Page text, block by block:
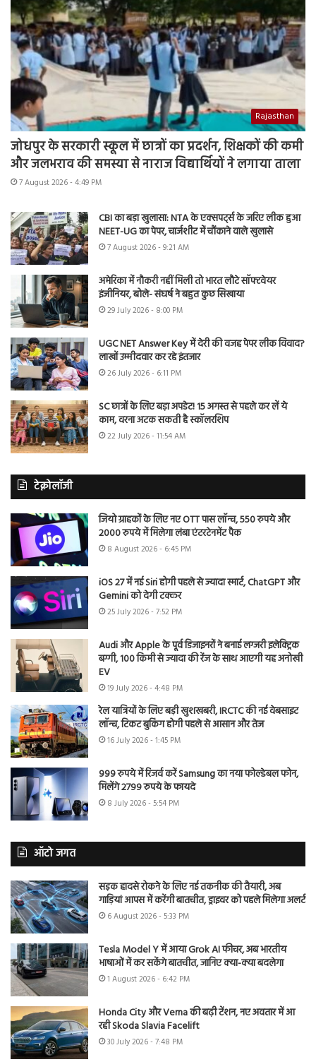
Rajasthan
जोधपुर के सरकारी स्कूल में छात्रों का प्रदर्शन, शिक्षकों की कमी
और जलभराव की समस्या से नाराज विद्यार्थियों ने लगाया ताला
7 August 2026 - 4:49 PM
CBI का बड़ा खुलासा: NTA के एक्सपर्ट्स के जरिए लीक हुआ
NEET-UG का पेपर, चार्जशीट में चौंकाने वाले खुलासे
7 August 2026 - 9:21 AM
अमेरिका में नौकरी नहीं मिली तो भारत लौटे सॉफ्टवेयर
इंजीनियर, बोले- संघर्ष ने बहुत कुछ सिखाया
29 July 2026 - 8:00 PM
UGC NET Answer Key में देरी की वजह पेपर लीक विवाद?
लाखों उम्मीदवार कर रहे इंतजार
26 July 2026 - 6:11 PM
SC छात्रों के लिए बड़ा अपडेट! 15 अगस्त से पहले कर लें ये
काम, वरना अटक सकती है स्कॉलरशिप
22 July 2026 - 11:54 AM
टेक्नोलॉजी
जियो ग्राहकों के लिए नए OTT पास लॉन्च, 550 रुपये और
2000 रुपये में मिलेगा लंबा एंटरटेनमेंट पैक
8 August 2026 - 6:45 PM
iOS 27 में नई Siri होगी पहले से ज्यादा स्मार्ट, ChatGPT और
Gemini को देगी टक्कर
25 July 2026 - 7:52 PM
Audi और Apple के पूर्व डिजाइनरों ने बनाई लग्जरी इलेक्ट्रिक
बग्गी, 100 किमी से ज्यादा की रेंज के साथ आएगी यह अनोखी
EV
19 July 2026 - 4:48 PM
रेल यात्रियों के लिए बड़ी खुशखबरी, IRCTC की नई वेबसाइट
लॉन्च, टिकट बुकिंग होगी पहले से आसान और तेज
16 July 2026 - 1:45 PM
999 रुपये में रिजर्व करें Samsung का नया फोल्डेबल फोन,
मिलेंगे 2799 रुपये के फायदे
8 July 2026 - 5:54 PM
ऑटो जगत
सड़क हादसे रोकने के लिए नई तकनीक की तैयारी, अब
गाड़ियां आपस में करेंगी बातचीत, ड्राइवर को पहले मिलेगा अलर्ट
6 August 2026 - 5:33 PM
Tesla Model Y में आया Grok AI फीचर, अब भारतीय
भाषाओं में कर सकेंगे बातचीत, जानिए क्या-क्या बदलेगा
1 August 2026 - 6:42 PM
Honda City और Verna की बढ़ी टेंशन, नए अवतार में आ
रही Skoda Slavia Facelift
30 July 2026 - 7:48 PM